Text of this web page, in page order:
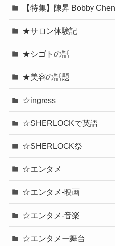
【特集】陳昇 Bobby Chen
★サロン体験記
★シゴトの話
★美容の話題
☆ingress
☆SHERLOCKで英語
☆SHERLOCK祭
☆エンタメ
☆エンタメ-映画
☆エンタメ-音楽
☆エンタメー舞台